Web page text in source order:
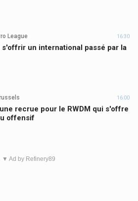
League 16:30
s'offrir un international passé par la
16:00
recrue pour le RWDM qui s'offre
offensif
▼ Ad by Refinery89